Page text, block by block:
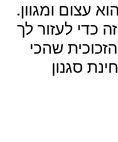
עצום ומגוון.
כדי לעזור לך
שהכי
סגנון